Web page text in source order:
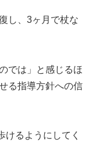
し、3ヶ月で杖な
では」と感じるほ
る指導方針への信
けるようにしてく